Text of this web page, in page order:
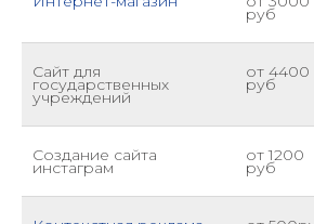
руб
Сайт для
государственных
учреждений
от 4400
руб
Создание сайта
инстаграм
от 1200
руб